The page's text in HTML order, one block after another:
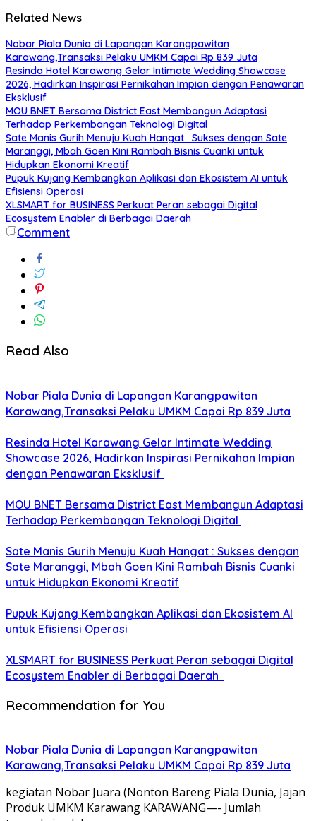
Related News
Nobar Piala Dunia di Lapangan Karangpawitan
Karawang,Transaksi Pelaku UMKM Capai Rp 839 Juta
Resinda Hotel Karawang Gelar Intimate Wedding Showcase
2026, Hadirkan Inspirasi Pernikahan Impian dengan Penawaran
Eksklusif
MOU BNET Bersama District East Membangun Adaptasi
Terhadap Perkembangan Teknologi Digital
Sate Manis Gurih Menuju Kuah Hangat : Sukses dengan Sate
Maranggi, Mbah Goen Kini Rambah Bisnis Cuanki untuk
Hidupkan Ekonomi Kreatif
Pupuk Kujang Kembangkan Aplikasi dan Ekosistem AI untuk
Efisiensi Operasi
XLSMART for BUSINESS Perkuat Peran sebagai Digital
Ecosystem Enabler di Berbagai Daerah
Comment
Read Also
Nobar Piala Dunia di Lapangan Karangpawitan
Karawang,Transaksi Pelaku UMKM Capai Rp 839 Juta
Resinda Hotel Karawang Gelar Intimate Wedding
Showcase 2026, Hadirkan Inspirasi Pernikahan Impian
dengan Penawaran Eksklusif
MOU BNET Bersama District East Membangun Adaptasi
Terhadap Perkembangan Teknologi Digital
Sate Manis Gurih Menuju Kuah Hangat : Sukses dengan
Sate Maranggi, Mbah Goen Kini Rambah Bisnis Cuanki
untuk Hidupkan Ekonomi Kreatif
Pupuk Kujang Kembangkan Aplikasi dan Ekosistem AI
untuk Efisiensi Operasi
XLSMART for BUSINESS Perkuat Peran sebagai Digital
Ecosystem Enabler di Berbagai Daerah
Recommendation for You
Nobar Piala Dunia di Lapangan Karangpawitan
Karawang,Transaksi Pelaku UMKM Capai Rp 839 Juta
kegiatan Nobar Juara (Nonton Bareng Piala Dunia, Jajan
Produk UMKM Karawang KARAWANG—- Jumlah